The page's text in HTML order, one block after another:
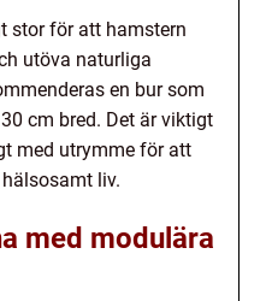
stor för att hamstern
utöva naturliga
en bur som
cm bred. Det är viktigt
med utrymme för att
liv.
med modulära